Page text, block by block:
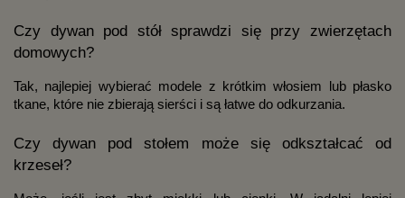
Czy dywan pod stół sprawdzi się przy zwierzętach
domowych?
Tak, najlepiej wybierać modele z krótkim włosiem lub płasko
tkane, które nie zbierają sierści i są łatwe do odkurzania.
Czy dywan pod stołem może się odkształcać od
krzeseł?